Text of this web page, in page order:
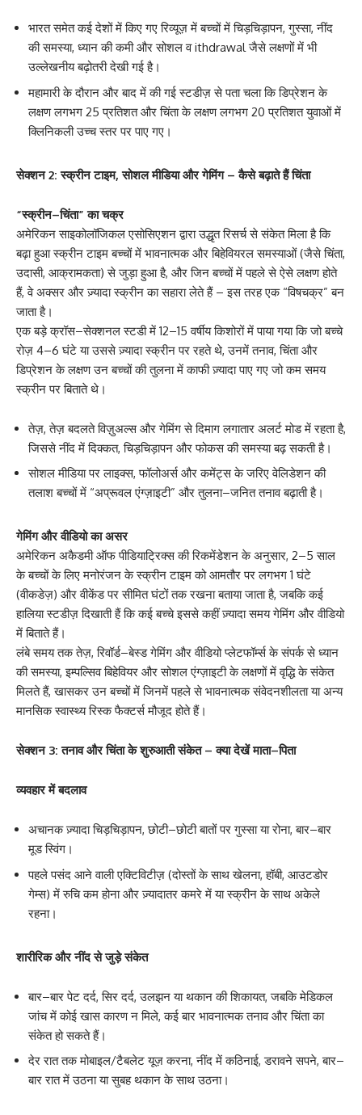
भारत समेत कई देशों में किए गए रिव्यूज़ में बच्चों में चिड़चिड़ापन, गुस्सा, नींद
की समस्या, ध्यान की कमी और सोशल व ithdrawal जैसे लक्षणों में भी
उल्लेखनीय बढ़ोतरी देखी गई है।
महामारी के दौरान और बाद में की गई स्टडीज़ से पता चला कि डिप्रेशन के
लक्षण लगभग 25 प्रतिशत और चिंता के लक्षण लगभग 20 प्रतिशत युवाओं में
क्लिनिकली उच्च स्तर पर पाए गए।
सेक्शन 2: स्क्रीन टाइम, सोशल मीडिया और गेमिंग – कैसे बढ़ाते हैं चिंता
“स्क्रीन–चिंता” का चक्र
अमेरिकन साइकोलॉजिकल एसोसिएशन द्वारा उद्धृत रिसर्च से संकेत मिला है कि
बढ़ा हुआ स्क्रीन टाइम बच्चों में भावनात्मक और बिहेवियरल समस्याओं (जैसे चिंता,
उदासी, आक्रामकता) से जुड़ा हुआ है, और जिन बच्चों में पहले से ऐसे लक्षण होते
हैं, वे अक्सर और ज़्यादा स्क्रीन का सहारा लेते हैं – इस तरह एक “विषचक्र” बन
जाता है।
एक बड़े क्रॉस–सेक्शनल स्टडी में 12–15 वर्षीय किशोरों में पाया गया कि जो बच्चे
रोज़ 4–6 घंटे या उससे ज़्यादा स्क्रीन पर रहते थे, उनमें तनाव, चिंता और
डिप्रेशन के लक्षण उन बच्चों की तुलना में काफी ज़्यादा पाए गए जो कम समय
स्क्रीन पर बिताते थे।
तेज़, तेज़ बदलते विज़ुअल्स और गेमिंग से दिमाग लगातार अलर्ट मोड में रहता है,
जिससे नींद में दिक्कत, चिड़चिड़ापन और फोकस की समस्या बढ़ सकती है।
सोशल मीडिया पर लाइक्स, फॉलोअर्स और कमेंट्स के जरिए वेलिडेशन की
तलाश बच्चों में “अप्रूवल एंग्ज़ाइटी” और तुलना–जनित तनाव बढ़ाती है।
गेमिंग और वीडियो का असर
अमेरिकन अकैडमी ऑफ पीडियाट्रिक्स की रिकमेंडेशन के अनुसार, 2–5 साल
के बच्चों के लिए मनोरंजन के स्क्रीन टाइम को आमतौर पर लगभग 1 घंटे
(वीकडेज़) और वीकेंड पर सीमित घंटों तक रखना बताया जाता है, जबकि कई
हालिया स्टडीज़ दिखाती हैं कि कई बच्चे इससे कहीं ज़्यादा समय गेमिंग और वीडियो
में बिताते हैं।
लंबे समय तक तेज़, रिवॉर्ड–बेस्ड गेमिंग और वीडियो प्लेटफॉर्म्स के संपर्क से ध्यान
की समस्या, इम्पल्सिव बिहेवियर और सोशल एंग्ज़ाइटी के लक्षणों में वृद्धि के संकेत
मिलते हैं, खासकर उन बच्चों में जिनमें पहले से भावनात्मक संवेदनशीलता या अन्य
मानसिक स्वास्थ्य रिस्क फैक्टर्स मौजूद होते हैं।
सेक्शन 3: तनाव और चिंता के शुरुआती संकेत – क्या देखें माता–पिता
व्यवहार में बदलाव
अचानक ज़्यादा चिड़चिड़ापन, छोटी–छोटी बातों पर गुस्सा या रोना, बार–बार
मूड स्विंग।
पहले पसंद आने वाली एक्टिविटीज़ (दोस्तों के साथ खेलना, हॉबी, आउटडोर
गेम्स) में रुचि कम होना और ज़्यादातर कमरे में या स्क्रीन के साथ अकेले
रहना।
शारीरिक और नींद से जुड़े संकेत
बार–बार पेट दर्द, सिर दर्द, उलझन या थकान की शिकायत, जबकि मेडिकल
जांच में कोई खास कारण न मिले, कई बार भावनात्मक तनाव और चिंता का
संकेत हो सकते हैं।
देर रात तक मोबाइल/टैबलेट यूज़ करना, नींद में कठिनाई, डरावने सपने, बार–
बार रात में उठना या सुबह थकान के साथ उठना।